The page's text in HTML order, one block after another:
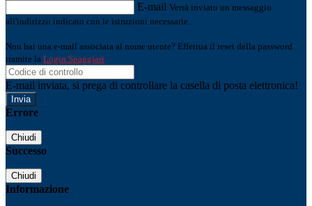
E-mail Verrà inviato un messaggio
all'indirizzo indicato con le istruzioni necessarie.
Non hai una e-mail associata al nome utente? Effettua il reset della password
tramite la Login Spaggiari
E-mail inviata, si prega di controllare la casella di posta elettronica!
Errore
Chiudi
Successo
Chiudi
Informazione